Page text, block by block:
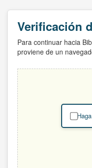
Verificación
Para continuar hacia
proviene de un